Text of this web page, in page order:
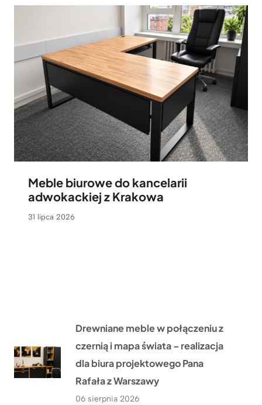
Meble biurowe do kancelarii
adwokackiej z Krakowa
31 lipca 2026
Drewniane meble w połączeniu z
czernią i mapa świata – realizacja
dla biura projektowego Pana
Rafała z Warszawy
06 sierpnia 2026